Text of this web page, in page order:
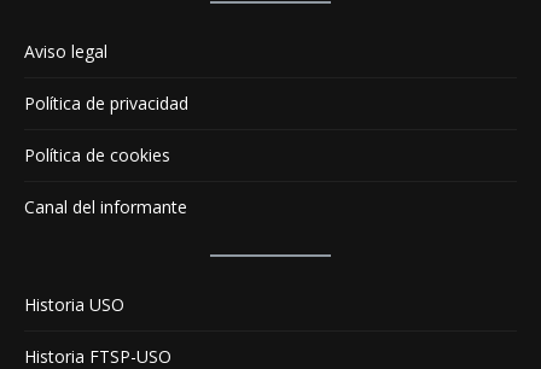
Aviso legal
Política de privacidad
Política de cookies
Canal del informante
Historia USO
Historia FTSP-USO